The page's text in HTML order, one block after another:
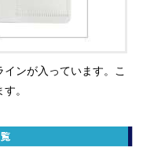
ンが入っています。こ
。